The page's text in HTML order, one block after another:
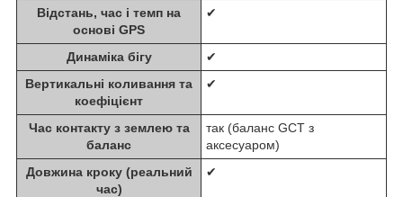
Відстань, час і темп на
основі GPS
✔
Динаміка бігу
✔
Вертикальні коливання та
коефіцієнт
✔
Час контакту з землею та
баланс
так (баланс GCT з
аксесуаром)
Довжина кроку (реальний
час)
✔